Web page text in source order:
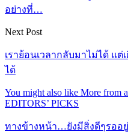
อย่างที่…
Next Post
เราย้อนเวลากลับมาไม่ได้ แ
ได้
You might also like More from
EDITORS’ PICKS
ทางข้างหน้า…ยังมีสิ่งดีๆรออยู่